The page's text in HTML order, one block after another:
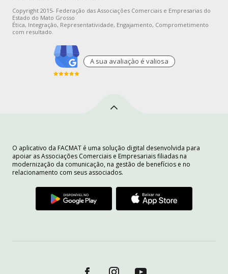
Copyright 2015- Federação das Associações Comerciais e Empresarias do
Estado do Mato Grosso
Ética, Integração, Representatividade, Engajamento, Comprometimento
com resultado.
A sua avaliaçào é valiosa
O aplicativo da FACMAT é uma solução digital desenvolvida para
apoiar as Associações Comerciais e Empresariais filiadas na
modernização da comunicação, na gestão de benefícios e no
relacionamento com seus associados.